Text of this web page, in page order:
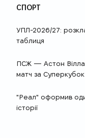
СПОРТ
УПЛ-2026/27:
таблиця
ПСЖ — Астон
матч за
"Реал" оформив
історії